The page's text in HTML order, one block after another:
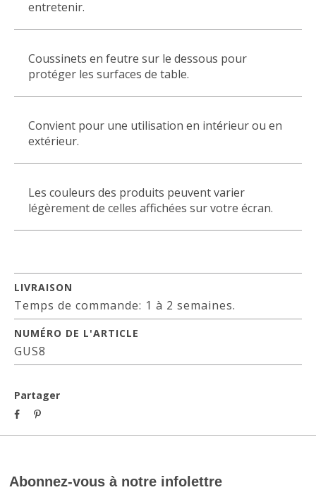
entretenir.
Coussinets en feutre sur le dessous pour
protéger les surfaces de table.
Convient pour une utilisation en intérieur ou en
extérieur.
Les couleurs des produits peuvent varier
légèrement de celles affichées sur votre écran.
LIVRAISON
Temps de commande: 1 à 2 semaines.
NUMÉRO DE L'ARTICLE
GUS8
Partager
Abonnez-vous à notre infolettre